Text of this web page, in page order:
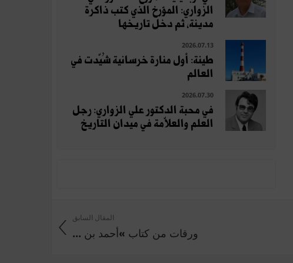
الزواري: المؤرخ الذي كتب ذاكرة
مدينة، ثم دخل تاريخها
2026.07.13
طينة: أول منارة خرسانية شُيّدت في
العالم
2026.07.30
في محبة الدكتور علي الزواري: رجل
العلم والعلاّمة في ميدان التاريخ
المقال السابق
ورقات من كتاب »أحمد بن ...